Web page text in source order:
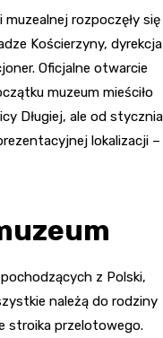
rozpoczęły się
Kościerzyny, dyrekcja
Oficjalne otwarcie
muzeum mieściło
Długiej, ale od stycznia
lokalizacji –
z Polski,
należą do rodziny
stroika przelotowego.